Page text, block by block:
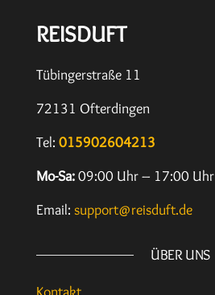
REISDUFT
Tübingerstraße 11
72131 Ofterdingen
Tel: 015902604213
Mo-Sa:09:00 Uhr – 17:00 Uhr
Email: support@reisduft.de
ÜBER UNS